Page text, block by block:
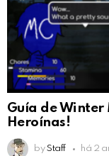
Guía de Winter
Heroínas!
by Staff há 2